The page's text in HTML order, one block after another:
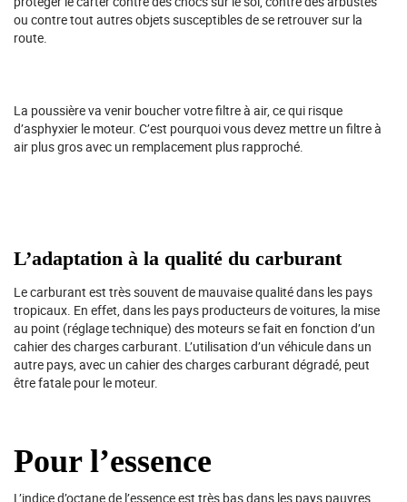
ou contre tout autres objets susceptibles de se retrouver sur la
route.
La poussière va venir boucher votre filtre à air, ce qui risque
d’asphyxier le moteur. C’est pourquoi vous devez mettre un filtre à
air plus gros avec un remplacement plus rapproché.
L’adaptation à la qualité du carburant
Le carburant est très souvent de mauvaise qualité dans les pays
tropicaux. En effet, dans les pays producteurs de voitures, la mise
au point (réglage technique) des moteurs se fait en fonction d’un
cahier des charges carburant. L’utilisation d’un véhicule dans un
autre pays, avec un cahier des charges carburant dégradé, peut
être fatale pour le moteur.
Pour l’essence
L’indice d’octane de l’essence est très bas dans les pays pauvres